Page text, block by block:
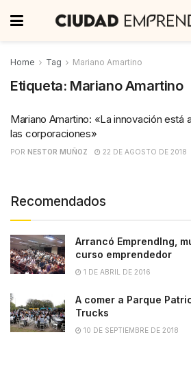
Home Tag Mariano Amartino
Etiqueta: Mariano Amartino
Mariano Amartino: «La innovación está
las corporaciones»
POR NESTOR MUÑOZ 22 DE AGOSTO DE 2018
Recomendados
Arrancó EmprendIng,
curso emprendedor
1 DE ABRIL DE 2016
A comer a Parque
Trucks
10 DE SEPTIEMBRE DE 2018